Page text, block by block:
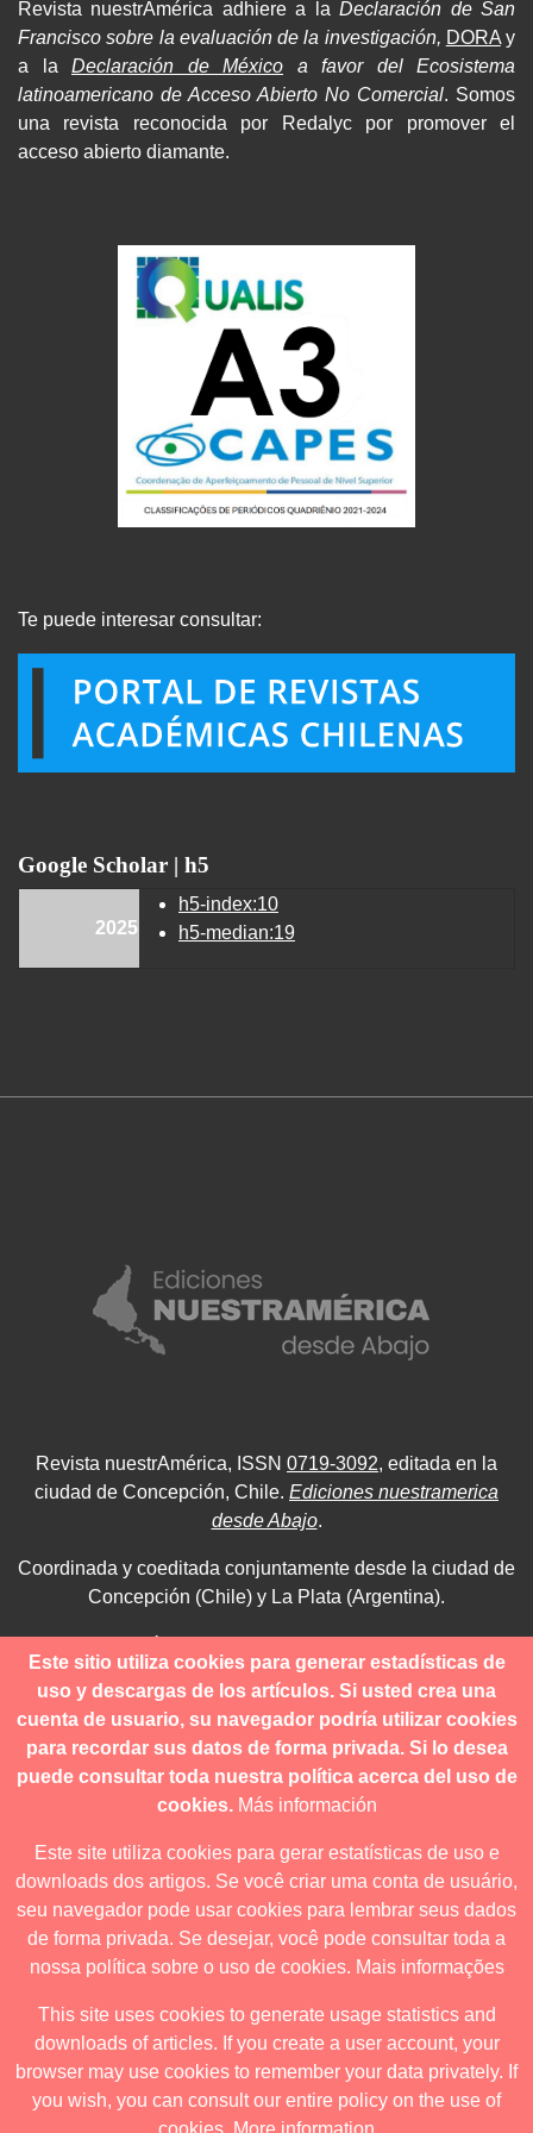
Revista nuestrAmérica adhiere a laDeclaración de San
Francisco sobre la evaluación de la investigación, DORAy
a la Declaración de México a favor del Ecosistema
latinoamericano de Acceso Abierto No Comercial. Somos
una revista reconocida por Redalyc por promover el
acceso abierto diamante.
Te puede interesar consultar:
Google Scholar | h5
2025
h5-index:10
h5-median:19
Revista nuestrAmérica, ISSN 0719-3092, editada en la
ciudad de Concepción, Chile. Ediciones nuestramerica
desde Abajo.
Coordinada y coeditada conjuntamente desde la ciudad de
Concepción (Chile) y La Plata (Argentina).
contacto@revistanuestramerica.cl
Toda comunicación respecto a los envíos se deben realizar
a través del OJS.
Revista nuestrAmérica publica exclusivamente bajo una
licencia internacional
Creative Commons Atribución-
NoComercial-CompartirIgual 4.0 .
Revista nuestrAmérica ha acordado usar el visor de JATS Studio
para publicar a partir de abril de 2026. Para obtener los formatos
descargables ingrese al visor.
Este sitio utiliza cookies para generar estadísticas de
uso y descargas de los artículos. Si usted crea una
cuenta de usuario, su navegador podría utilizar cookies
para recordar sus datos de forma privada. Si lo desea
puede consultar toda nuestra política acerca del uso de
cookies. Más información
Este site utiliza cookies para gerar estatísticas de uso e
downloads dos artigos. Se você criar uma conta de usuário,
seu navegador pode usar cookies para lembrar seus dados
de forma privada. Se desejar, você pode consultar toda a
nossa política sobre o uso de cookies. Mais informações
This site uses cookies to generate usage statistics and
downloads of articles. If you create a user account, your
browser may use cookies to remember your data privately. If
you wish, you can consult our entire policy on the use of
cookies. More information